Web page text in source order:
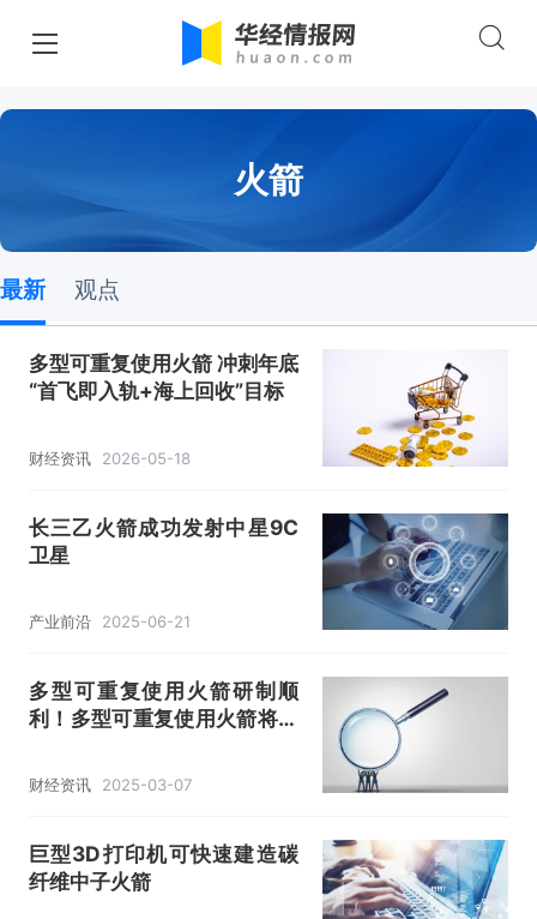
火箭
最新 观点
多型可重复使用火箭 冲刺年底
“首飞即入轨+海上回收”目标
财经资讯 2026-05-18
长三乙火箭成功发射中星9C
卫星
产业前沿 2025-06-21
多型可重复使用火箭研制顺
利！多型可重复使用火箭将于
财经资讯 2025-03-07
巨型3D打印机可快速建造碳
纤维中子火箭